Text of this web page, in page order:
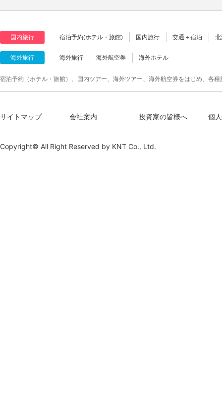
国内旅行 宿泊予約(ホテル・旅館) 国内旅行 交通＋宿泊
海外旅行 海外旅行 海外航空券 海外ホテル
宿泊予約（ホテル・旅館）、国内ツアー、海外ツアー、海外航空券をはじめ、各
サイトマップ 会社案内 投資家の皆様へ 個
Copyright© All Right Reserved by KNT Co., Ltd.